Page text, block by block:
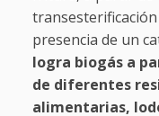
presencia de un
logra biogás a
de diferentes
alimentarias,